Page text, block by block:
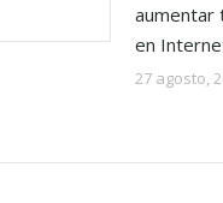
aumentar
en
27 agosto,